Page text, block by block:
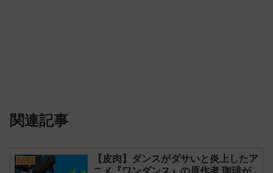
関連記事
アニメ
【皮肉】ダンスがダサいと炎上したア
ニメ『ワンダンス』の原作者 珈琲が